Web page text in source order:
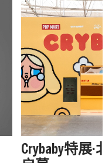
Crybaby特展·